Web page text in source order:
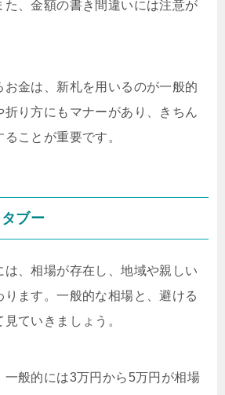
た、金額の書き間違いには注意が
金は、新札を用いるのが一般的
折り方にもマナーがあり、きちん
ことが重要です。
ブー
、相場が存在し、地域や親しい
ります。一般的な相場と、避ける
ていきましょう。
一般的には3万円から5万円が相場